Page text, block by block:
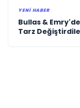
YENI HABER
Bullas &
Tarz